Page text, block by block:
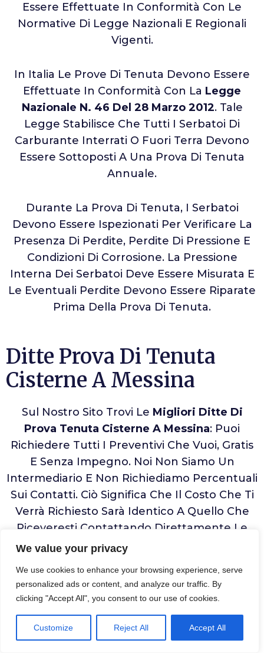
We value your privacy
We use cookies to enhance your browsing experience, serve
personalized ads or content, and analyze our traffic. By
clicking "Accept All", you consent to our use of cookies.
Customize Reject All Accept All
Essere Effettuate In Conformità Con Le
Normative Di Legge Nazionali E Regionali
Vigenti.
In Italia Le Prove Di Tenuta Devono Essere
Effettuate In Conformità Con La Legge
Nazionale N. 46 Del 28 Marzo 2012. Tale
Legge Stabilisce Che Tutti I Serbatoi Di
Carburante Interrati O Fuori Terra Devono
Essere Sottoposti A Una Prova Di Tenuta
Annuale.
Durante La Prova Di Tenuta, I Serbatoi
Devono Essere Ispezionati Per Verificare La
Presenza Di Perdite, Perdite Di Pressione E
Condizioni Di Corrosione. La Pressione
Interna Dei Serbatoi Deve Essere Misurata E
Le Eventuali Perdite Devono Essere Riparate
Prima Della Prova Di Tenuta.
Ditte Prova Di Tenuta
Cisterne A Messina
Sul Nostro Sito Trovi Le Migliori Ditte Di
Prova Tenuta Cisterne A Messina: Puoi
Richiedere Tutti I Preventivi Che Vuoi, Gratis
E Senza Impegno. Noi Non Siamo Un
Intermediario E Non Richiediamo Percentuali
Sui Contatti. Ciò Significa Che Il Costo Che Ti
Verrà Richiesto Sarà Identico A Quello Che
Riceveresti Contattando Direttamente Le
Aziende. Solo Che Con Noi È Molto Più
Controllo E Misura
Spessore Lamiere